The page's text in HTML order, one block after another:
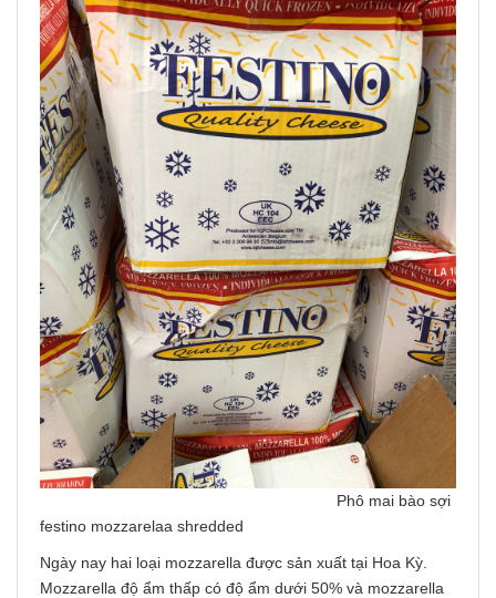
Phô mai bào sợi
festino mozzarelaa shredded
Ngày nay hai loại mozzarella được sản xuất tại Hoa Kỳ.
Mozzarella độ ẩm thấp có độ ẩm dưới 50% và mozzarella